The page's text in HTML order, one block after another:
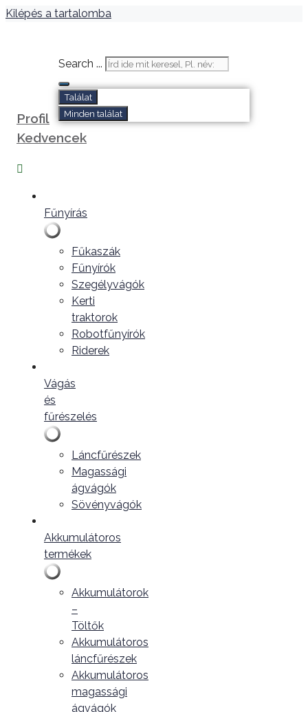
Kilépés a tartalomba
Search ...
Találat
Minden találat
Profil
Kedvencek
Fűnyírás
Fűkaszák
Fűnyírók
Szegélyvágók
Kerti
traktorok
Robotfűnyírók
Riderek
Vágás
és
fűrészelés
Láncfűrészek
Magassági
ágvágók
Sövényvágók
Akkumulátoros
termékek
Akkumulátorok
–
Töltők
Akkumulátoros
láncfűrészek
Akkumulátoros
magassági
ágvágók